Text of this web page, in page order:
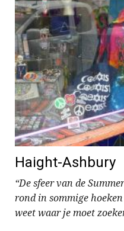
Haight-Ashbury
“De sfeer van de
rond in sommige
weet waar je moet